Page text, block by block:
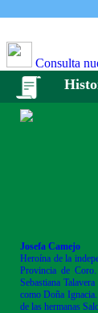
Consulta
Josefa Camejo
Heroína de la
Provincia de
Sebastiana
como Doña
de las hermanas